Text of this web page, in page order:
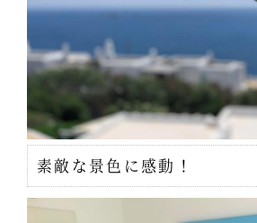
素敵な景色に感動！